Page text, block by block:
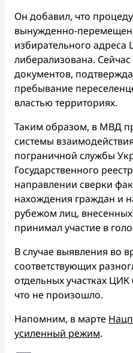
Он добавил, что
вынужденно-
избирательного адреса
либерализована.
документов,
пребывание
властью территориях.
Таким образом, в МВД
системы
пограничной службы
Государственного
направлении сверки
нахождения граждан и
рубежом лиц, внесенных
принимал участие в
В случае выявления во
соответствующих
отдельных участках ЦИК
что не произошло.
Напомним, в марте
усиленный режим.